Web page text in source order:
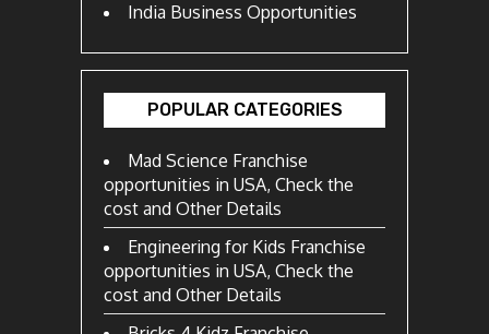
India Business Opportunities
POPULAR CATEGORIES
Mad Science Franchise
opportunities in USA, Check the
cost and Other Details
Engineering for Kids Franchise
opportunities in USA, Check the
cost and Other Details